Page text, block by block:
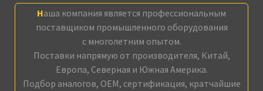
Наша компания является профессиональным
поставщиком промышленного оборудования
с многолетним опытом.
Поставки напрямую от производителя, Китай,
Европа, Северная и Южная Америка.
Подбор аналогов, OEM, сертификация, кратчайшие